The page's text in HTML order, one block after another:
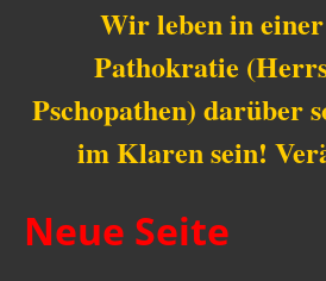
Wir leben in
Pathokratie
Pschopathen) darüber
im Klaren sein!
Neue Seite